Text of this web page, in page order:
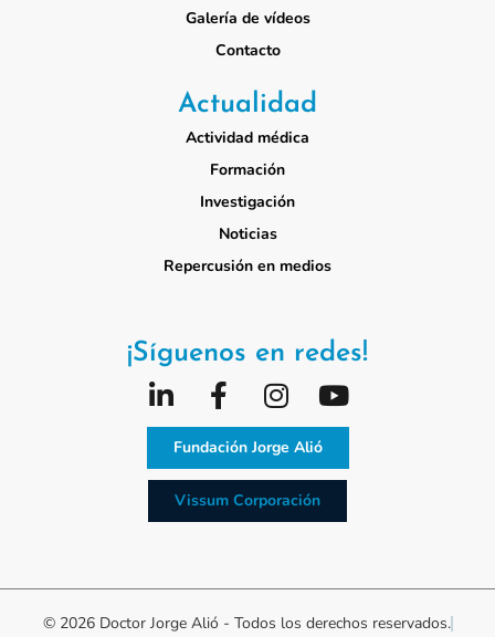
Galería de vídeos
Contacto
Actualidad
Actividad médica
Formación
Investigación
Noticias
Repercusión en medios
¡Síguenos en redes!
Fundación Jorge Alió
Vissum Corporación
© 2026 Doctor Jorge Alió - Todos los derechos reservados.